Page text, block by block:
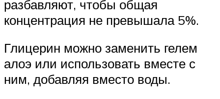
разбавляют, чтобы общая
концентрация не превышала 5%.
Глицерин можно заменить гелем
алоэ или использовать вместе с
ним, добавляя вместо воды.